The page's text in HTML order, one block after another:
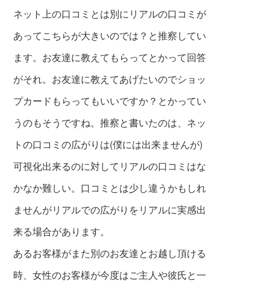
ネット上の口コミとは別にリアルの口コミが
あってこちらが大きいのでは？と推察してい
ます。お友達に教えてもらってとかって回答
がそれ。お友達に教えてあげたいのでショッ
プカードもらってもいいですか？とかってい
うのもそうですね。推察と書いたのは、ネッ
トの口コミの広がりは(僕には出来ませんが)
可視化出来るのに対してリアルの口コミはな
かなか難しい。口コミとは少し違うかもしれ
ませんがリアルでの広がりをリアルに実感出
来る場合があります。
あるお客様がまた別のお友達とお越し頂ける
時、女性のお客様が今度はご主人や彼氏と一